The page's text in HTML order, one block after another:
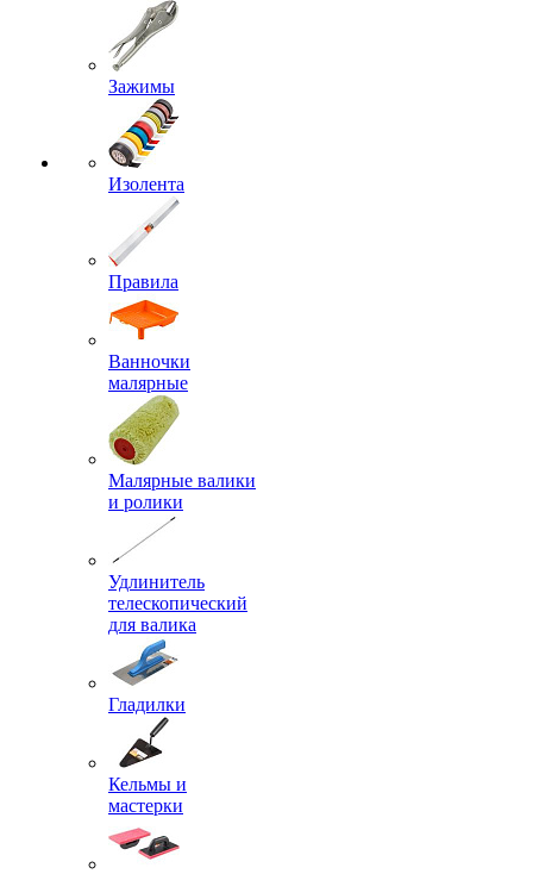
Зажимы
Изолента
Правила
Ванночки
малярные
Малярные валики
и ролики
Удлинитель
телескопический
для валика
Гладилки
Кельмы и
мастерки